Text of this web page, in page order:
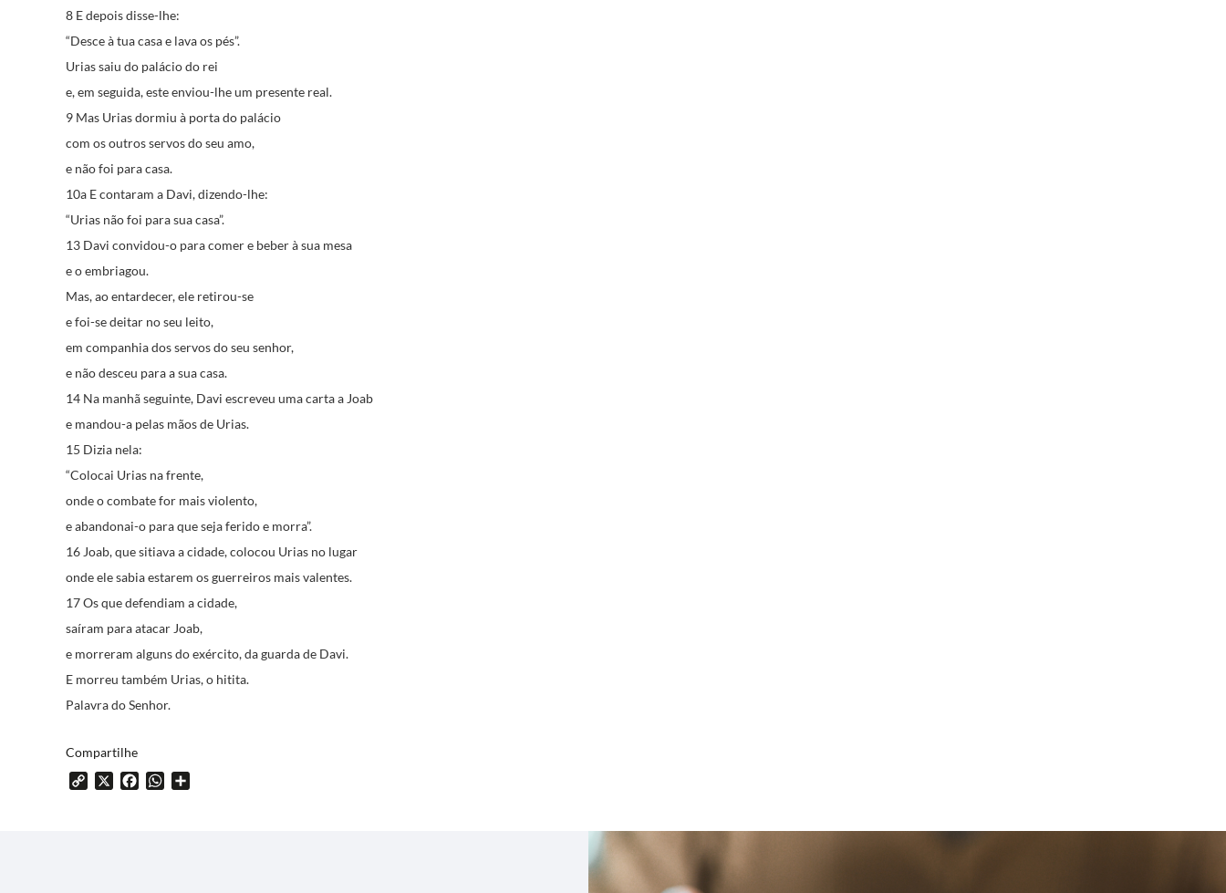
8 E depois disse-lhe:
“Desce à tua casa e lava os pés”.
Urias saiu do palácio do rei
e, em seguida, este enviou-lhe um presente real.
9 Mas Urias dormiu à porta do palácio
com os outros servos do seu amo,
e não foi para casa.
10a E contaram a Davi, dizendo-lhe:
“Urias não foi para sua casa”.
13 Davi convidou-o para comer e beber à sua mesa
e o embriagou.
Mas, ao entardecer, ele retirou-se
e foi-se deitar no seu leito,
em companhia dos servos do seu senhor,
e não desceu para a sua casa.
14 Na manhã seguinte, Davi escreveu uma carta a Joab
e mandou-a pelas mãos de Urias.
15 Dizia nela:
“Colocai Urias na frente,
onde o combate for mais violento,
e abandonai-o para que seja ferido e morra”.
16 Joab, que sitiava a cidade, colocou Urias no lugar
onde ele sabia estarem os guerreiros mais valentes.
17 Os que defendiam a cidade,
saíram para atacar Joab,
e morreram alguns do exército, da guarda de Davi.
E morreu também Urias, o hitita.
Palavra do Senhor.
Compartilhe
Copy
FacebookWhatsApp